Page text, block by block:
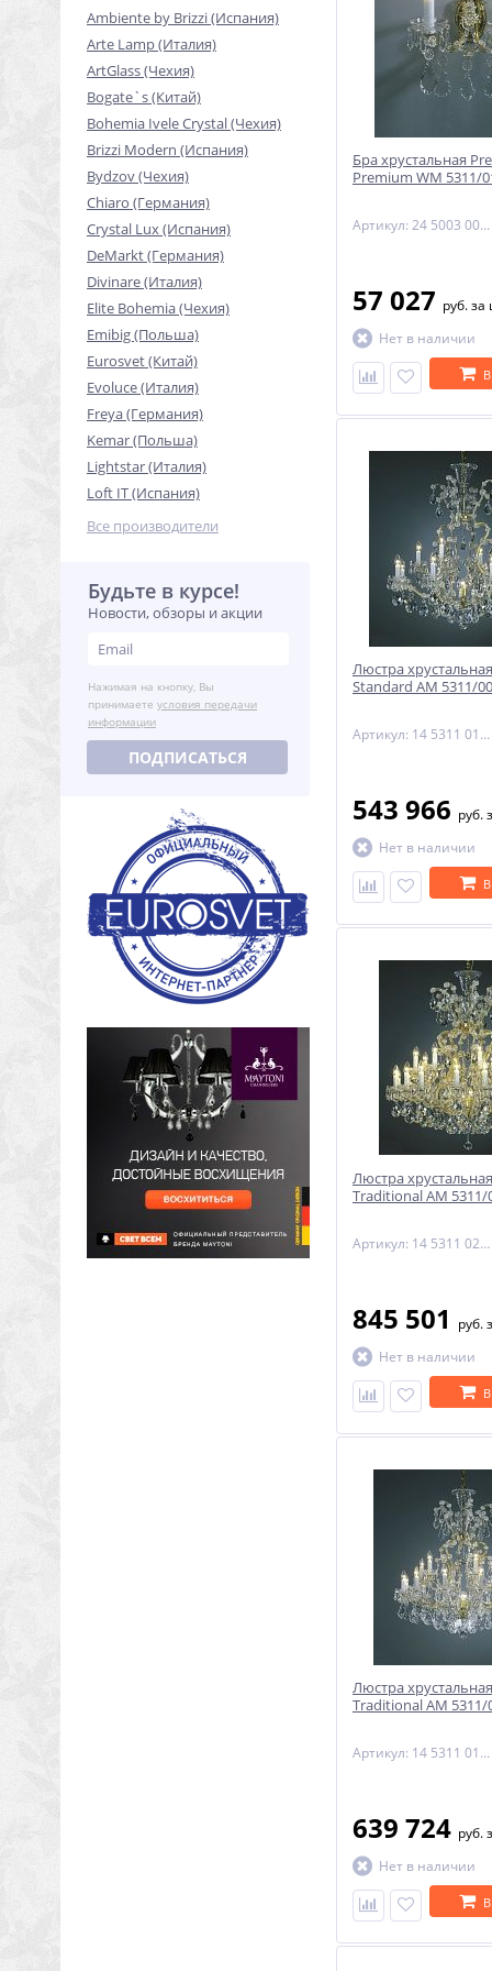
Ambiente by Brizzi (Испания)
Arte Lamp (Италия)
ArtGlass (Чехия)
Bogate`s (Китай)
Bohemia Ivele Crystal (Чехия)
Brizzi Modern (Испания)
Bydzov (Чехия)
Chiaro (Германия)
Crystal Lux (Испания)
DeMarkt (Германия)
Divinare (Италия)
Elite Bohemia (Чехия)
Emibig (Польша)
Eurosvet (Китай)
Evoluce (Италия)
Freya (Германия)
Kemar (Польша)
Lightstar (Италия)
Loft IT (Испания)
Все производители
Будьте в курсе!
Новости, обзоры и акции
Нажимая на кнопку, Вы
принимаете условия передачи
информации
ПОДПИСАТЬСЯ
Бра хрустальная
Premium WM 5311/
Артикул: 24 5003 002 90 11 01 70
57 027 руб.за
Нет в наличии
Люстра
Standard AM 5311/
Артикул: 14 5311 013 90 01 00 35
543 966 руб.
Нет в наличии
Люстра
Traditional AM 5311/
Артикул: 14 5311 025 90 01 01 28
845 501 руб.
Нет в наличии
Люстра
Traditional AM 5311/
Артикул: 14 5311 019 90 01 00 28
639 724 руб.
Нет в наличии